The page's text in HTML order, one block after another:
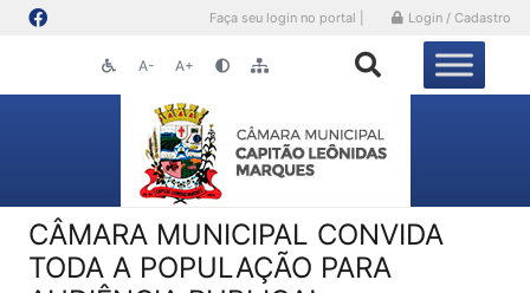
Faça seu login no portal | Login / Cadastro
A- A+
CÂMARA MUNICIPAL CONVIDA
TODA A POPULAÇÃO PARA